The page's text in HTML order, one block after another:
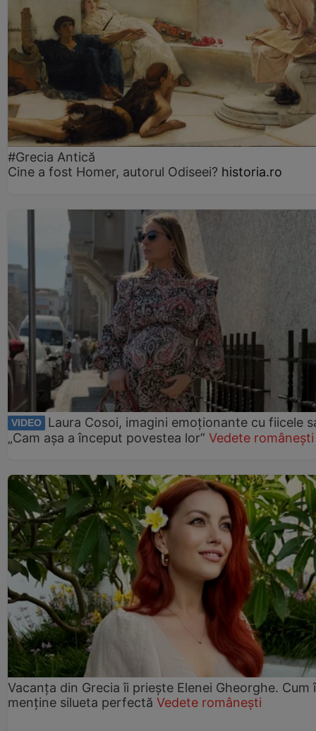
#Grecia Antică
Cine a fost Homer, autorul Odiseei? historia.ro
VIDEO
Laura Cosoi, imagini emoționante cu fiicele
„Cam așa a început povestea lor” Vedete românești
Vacanța din Grecia îi priește Elenei Gheorghe. Cum
menține silueta perfectă Vedete românești